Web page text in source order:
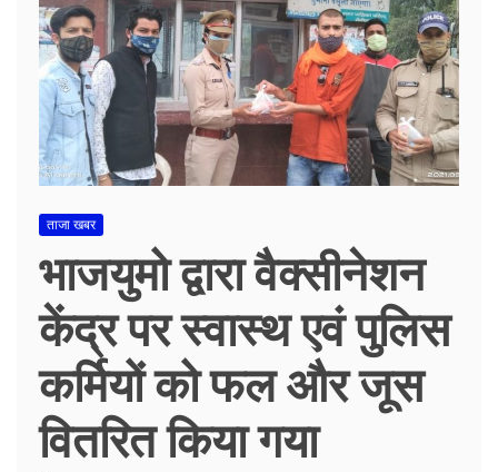
ताजा खबर
भाजयुमो द्वारा वैक्सीनेशन
केंद्र पर स्वास्थ एवं पुलिस
कर्मियों को फल और जूस
वितरित किया गया